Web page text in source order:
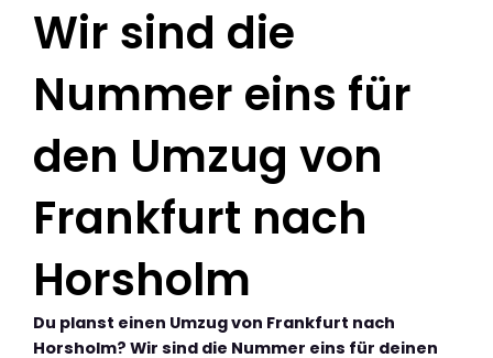
Wir sind die
Nummer eins für
den Umzug von
Frankfurt nach
Horsholm
Du planst einen Umzug von Frankfurt nach
Horsholm? Wir sind die Nummer eins für deinen